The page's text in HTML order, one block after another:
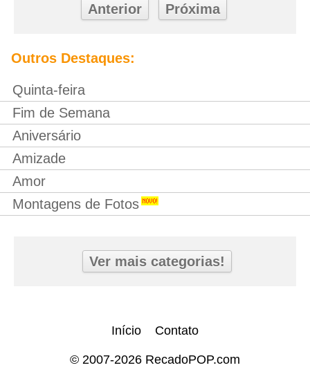
Anterior Próxima
Outros Destaques:
Quinta-feira
Fim de Semana
Aniversário
Amizade
Amor
Montagens de Fotos
Ver mais categorias!
Início Contato
© 2007-2026 RecadoPOP.com